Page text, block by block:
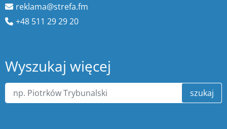
reklama@strefa.fm
+48 511 29 29 20
Wyszukaj więcej
szukaj